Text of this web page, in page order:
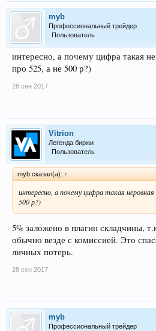
myb
Профессиональный трейдер
Пользователь
интересно, а почему цифра такая
про 525, а не 500 р?)
28 сен 2017
Vitrion
Легенда биржи
Пользователь
myb сказал(а): ↑
интересно, а почему цифра такая
500 р?)
5% заложено в плагин складчины,
обычно везде с комиссией. Это
личных потерь.
28 сен 2017
myb
Профессиональный трейдер